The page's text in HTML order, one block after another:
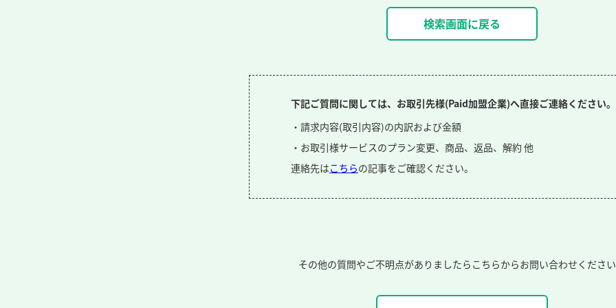
検索画面に戻る
下記ご質問に関しては、お取引先様(Paid加盟企業)へ直接ご連絡ください。
・請求内容(取引内容)の内訳および金額
・お取引様サービスのプラン変更、商品、返品、解約 他
連絡先はこちらの記事をご確認ください。
その他の質問やご不明点がありましたら こちらからお問い合わせくださ